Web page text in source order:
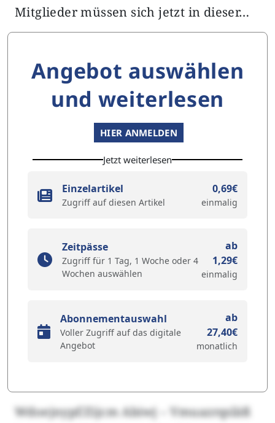
Mitglieder müssen sich jetzt in dieser…
Angebot auswählen
und weiterlesen
HIER ANMELDEN
Jetzt weiterlesen
Einzelartikel
Zugriff auf diesen Artikel
0,69€
einmalig
Zeitpässe
Zugriff für 1 Tag, 1 Woche oder 4
Wochen auswählen
ab
1,29€
einmalig
Abonnementauswahl
Voller Zugriff auf das digitale
Angebot
ab
27,40€
monatlich
Wdoejnypf/Zijcm Abiwj – Vmuazrqsläß